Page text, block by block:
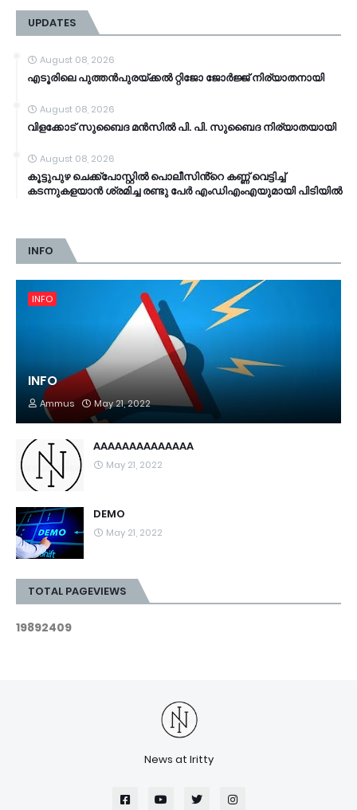
UPDATES
August 08, 2026
എടൂരിലെ പുത്തൻപുരയ്ക്കൽ റ്റിജോ ജോർജ്ജ് നിര്യാതനായി
August 08, 2026
വിളക്കോട് സുബൈദ മൻസിൽ പി. പി. സുബൈദ നിര്യാതയായി
August 08, 2026
കൂട്ടുപുഴ ചെക്ക്പോസ്റ്റിൽ പൊലീസിൻ്റെ കണ്ണ് വെട്ടിച്ച്
കടന്നുകളയാൻ ശ്രമിച്ച രണ്ടു പേർ എംഡിഎംഎയുമായി പിടിയിൽ
INFO
INFO
INFO
Ammus May 21, 2022
AAAAAAAAAAAAAA
May 21, 2022
DEMO
May 21, 2022
TOTAL PAGEVIEWS
19892409
News at Iritty